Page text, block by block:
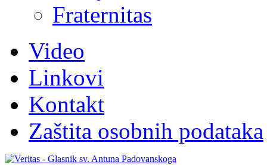
Fraternitas
Video
Linkovi
Kontakt
Zaštita osobnih podataka